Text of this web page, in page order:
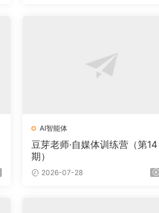
AI智能体
豆芽老师·自媒体训练营（第14
期）
2026-07-28